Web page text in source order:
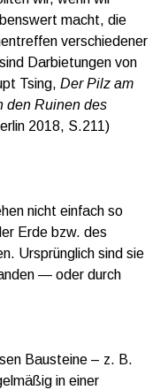
macht, die
verschiedener
Darbietungen von
Tsing,Der Pilz am
den Ruinen des
2018, S.211)
nicht einfach so
Erde bzw. des
Ursprünglich sind sie
— oder durch
Bausteine – z. B.
in einer